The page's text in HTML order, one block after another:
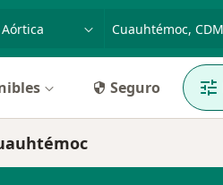
enfermedad o nombre
p. ej. Guadalajara
Seguro